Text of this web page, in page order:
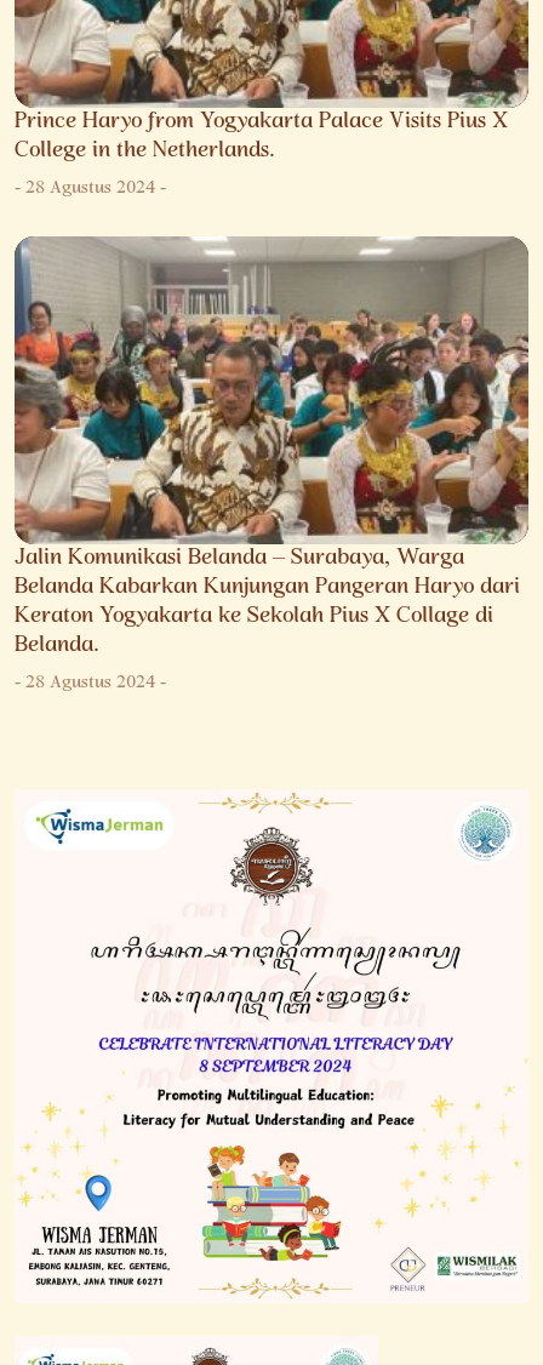
Prince Haryo from Yogyakarta Palace Visits Pius X
College in the Netherlands.
-28 Agustus 2024-
Jalin Komunikasi Belanda – Surabaya, Warga
Belanda Kabarkan Kunjungan Pangeran Haryo dari
Keraton Yogyakarta ke Sekolah Pius X Collage di
Belanda.
-28 Agustus 2024-